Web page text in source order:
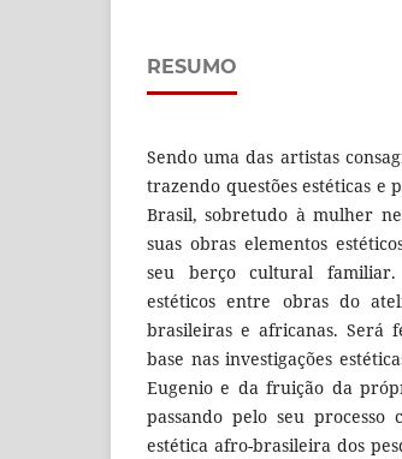
RESUMO
Sendo uma das artistas
trazendo questões estéticas e
Brasil, sobretudo à mulher
suas obras elementos
seu berço cultural familiar.
estéticos entre obras do
brasileiras e africanas.
base nas investigações
Eugenio e da fruição da
passando pelo seu
estética afro-brasileira dos